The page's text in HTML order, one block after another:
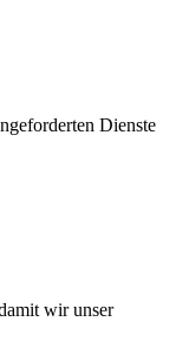
Dienste
wir unser